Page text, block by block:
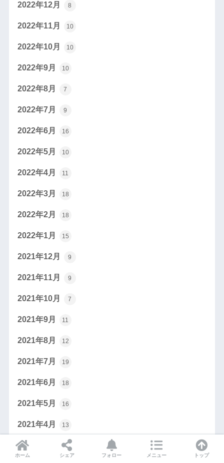
2022年12月 8
2022年11月 10
2022年10月 10
2022年9月 10
2022年8月 7
2022年7月 9
2022年6月 16
2022年5月 10
2022年4月 11
2022年3月 18
2022年2月 18
2022年1月 15
2021年12月 9
2021年11月 9
2021年10月 7
2021年9月 11
2021年8月 12
2021年7月 19
2021年6月 18
2021年5月 16
2021年4月 13
2021年3月 15
ホーム シェア フォロー メニュー トップ